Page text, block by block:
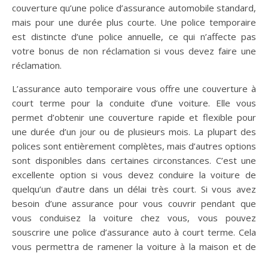
couverture qu’une police d’assurance automobile standard,
mais pour une durée plus courte. Une police temporaire
est distincte d’une police annuelle, ce qui n’affecte pas
votre bonus de non réclamation si vous devez faire une
réclamation.
L’assurance auto temporaire vous offre une couverture à
court terme pour la conduite d’une voiture. Elle vous
permet d’obtenir une couverture rapide et flexible pour
une durée d’un jour ou de plusieurs mois. La plupart des
polices sont entièrement complètes, mais d’autres options
sont disponibles dans certaines circonstances. C’est une
excellente option si vous devez conduire la voiture de
quelqu’un d’autre dans un délai très court. Si vous avez
besoin d’une assurance pour vous couvrir pendant que
vous conduisez la voiture chez vous, vous pouvez
souscrire une police d’assurance auto à court terme. Cela
vous permettra de ramener la voiture à la maison et de